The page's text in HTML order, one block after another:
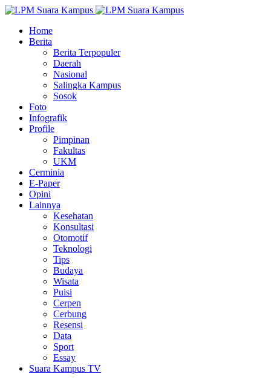
Home
Berita
Berita Terpopuler
Daerah
Nasional
Salingka Kampus
Sosok
Foto
Infografik
Profile
Pimpinan
Fakultas
UKM
Cerminia
E-Paper
Opini
Lainnya
Kesehatan
Konsultasi
Otomotif
Teknologi
Tips
Budaya
Wisata
Puisi
Cerpen
Cerbung
Resensi
Data
Sport
Essay
Suara Kampus TV